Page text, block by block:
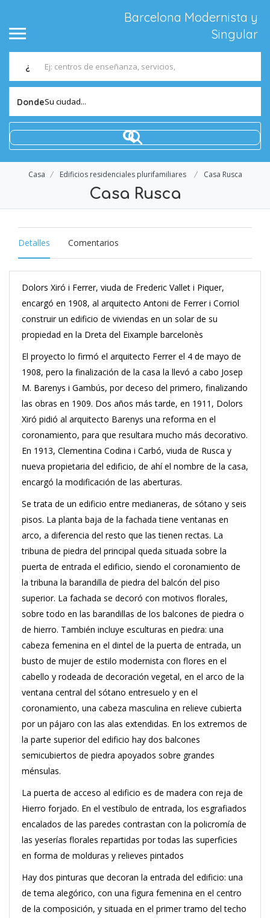
Barcelona Modernista y
Singular
¿
DondeSu ciudad...
Casa Edificios residenciales plurifamiliares Casa Rusca
Casa Rusca
Detalles Comentarios
Dolors Xiró i Ferrer, viuda de Frederic Vallet i Piquer,
encargó en 1908, al arquitecto Antoni de Ferrer i Corriol
construir un edificio de viviendas en un solar de su
propiedad en la Dreta del Eixample barcelonès
El proyecto lo firmó el arquitecto Ferrer el 4 de mayo de
1908, pero la finalización de la casa la llevó a cabo Josep
M. Barenys i Gambús, por deceso del primero, finalizando
las obras en 1909. Dos años más tarde, en 1911, Dolors
Xiró pidió al arquitecto Barenys una reforma en el
coronamiento, para que resultara mucho más decorativo.
En 1913, Clementina Codina i Carbó, viuda de Rusca y
nueva propietaria del edificio, de ahí el nombre de la casa,
encargó la modificación de las aberturas.
Se trata de un edificio entre medianeras, de sótano y seis
pisos. La planta baja de la fachada tiene ventanas en
arco, a diferencia del resto que las tienen rectas. La
tribuna de piedra del principal queda situada sobre la
puerta de entrada el edificio, siendo el coronamiento de
la tribuna la barandilla de piedra del balcón del piso
superior. La fachada se decoró con motivos florales,
sobre todo en las barandillas de los balcones de piedra o
de hierro. También incluye esculturas en piedra: una
cabeza femenina en el dintel de la puerta de entrada, un
busto de mujer de estilo modernista con flores en el
cabello y rodeada de decoración vegetal, en el arco de la
ventana central del sótano entresuelo y en el
coronamiento, una cabeza masculina en relieve cubierta
por un pájaro con las alas extendidas. En los extremos de
la parte superior del edificio hay dos balcones
semicubiertos de piedra apoyados sobre grandes
ménsulas.
La puerta de acceso al edificio es de madera con reja de
Hierro forjado. En el vestíbulo de entrada, los esgrafiados
encalados de las paredes contrastan con la policromía de
las yeserías florales repartidas por todas las superficies
en forma de molduras y relieves pintados
Hay dos pinturas que decoran la entrada del edificio: una
de tema alegórico, con una figura femenina en el centro
de la composición, y situada en el primer tramo del techo